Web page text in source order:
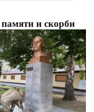
и скорби